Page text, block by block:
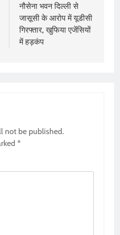
नौसेना भवन दिल्ली से
जासूसी के आरोप में यूडीसी
गिरफ्तार, खुफिया एजेंसियों
में हड़कंप
not be published.
*